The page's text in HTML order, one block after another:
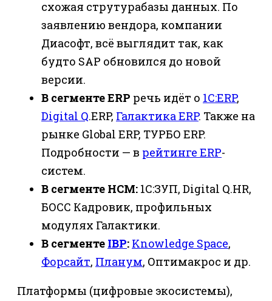
схожая струтурабазы данных. По
заявлению вендора, компании
Диасофт, всё выглядит так, как
будто SAP обновился до новой
версии.
В сегменте ERP речь идёт о 1С:ERP,
Digital Q.ERP, Галактика ERP. Также на
рынке Global ERP, ТУРБО ERP.
Подробности — в рейтинге ERP-
систем.
В сегменте HCM: 1С:ЗУП, Digital Q.HR,
БОСС Кадровик, профильных
модулях Галактики.
В сегменте IBP: Knowledge Space,
Форсайт, Планум, Оптимакрос и др.
Платформы (цифровые экосистемы),